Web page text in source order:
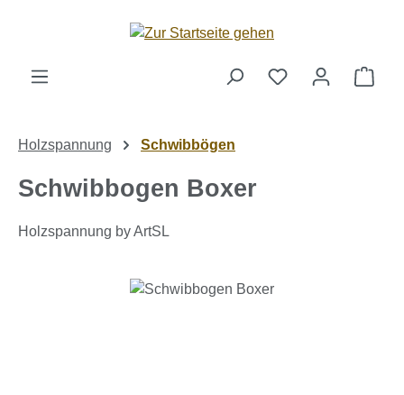
Zum Hauptinhalt springen
Holzspannung Schwibbögen
Schwibbogen Boxer
Holzspannung by ArtSL
Bildergalerie überspringen